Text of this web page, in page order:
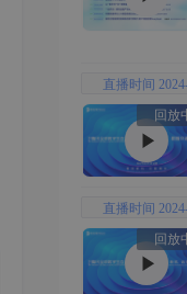
直播时间
回放
直播时间
回放